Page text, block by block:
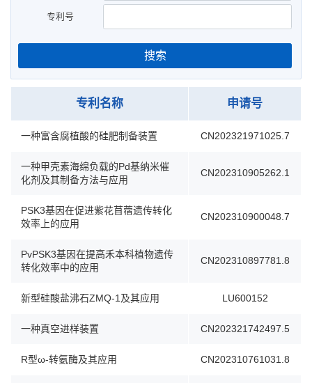
专利号
搜索
专利名称 申请号
一种富含腐植酸的硅肥制备装置 CN202321971025.7
一种甲壳素海绵负载的Pd基纳米催
化剂及其制备方法与应用
CN202310905262.1
PSK3基因在促进紫花苜蓿遗传转化
效率上的应用
CN202310900048.7
PvPSK3基因在提高禾本科植物遗传
转化效率中的应用
CN202310897781.8
新型硅酸盐沸石ZMQ-1及其应用 LU600152
一种真空进样装置 CN202321742497.5
R型ω-转氨酶及其应用 CN202310761031.8